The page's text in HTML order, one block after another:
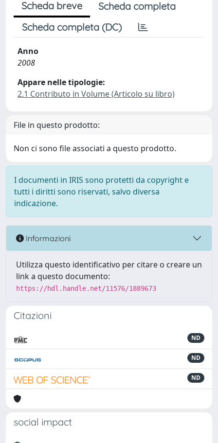
Scheda breve
Scheda completa
Scheda completa (DC)
Anno
2008
Appare nelle tipologie:
2.1 Contributo in Volume (Articolo su libro)
File in questo prodotto:
Non ci sono file associati a questo prodotto.
I documenti in IRIS sono protetti da copyright e
tutti i diritti sono riservati, salvo diversa
indicazione.
Informazioni
Utilizza questo identificativo per citare o creare un
link a questo documento:
https://hdl.handle.net/11576/1889673
Citazioni
ND
ND
ND
social impact